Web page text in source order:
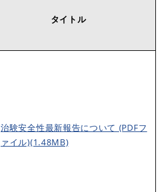
タイトル
治験安全性最新報告について (PDFフ
ァイル)(1.48MB)